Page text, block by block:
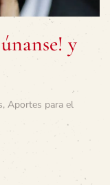
y
, Aportes para el